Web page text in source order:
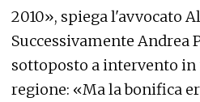
2010», spiega l'avvocato
Successivamente Andrea
sottoposto a intervento
regione: «Ma la bonifica